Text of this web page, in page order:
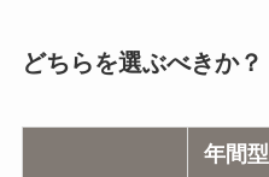
どちらを選ぶべきか？
年間型